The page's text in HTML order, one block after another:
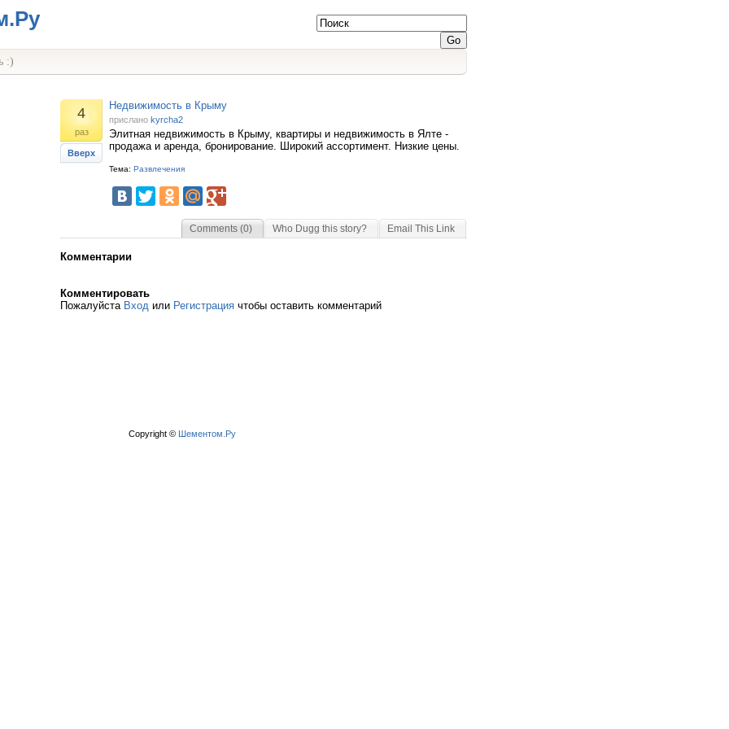
:)
4
раз
Вверх
Недвижимость в Крыму
прислано kyrcha2
Элитная недвижимость в Крыму, квартиры и недвижимость в Ялте -
продажа и аренда, бронирование. Широкий ассортимент. Низкие цены.
Тема: Развлечения
Comments (0) Who Dugg this story? Email This Link
Комментарии
Комментировать
Пожалуйста Вход или Регистрация чтобы оставить комментарий
Copyright © Шементом.Ру